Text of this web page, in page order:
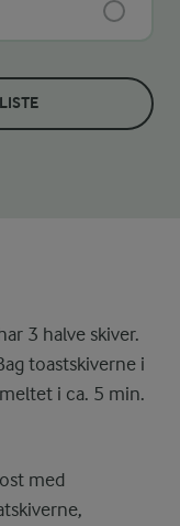
3 halve skiver.
toastskiverne i
i ca. 5 min.
med